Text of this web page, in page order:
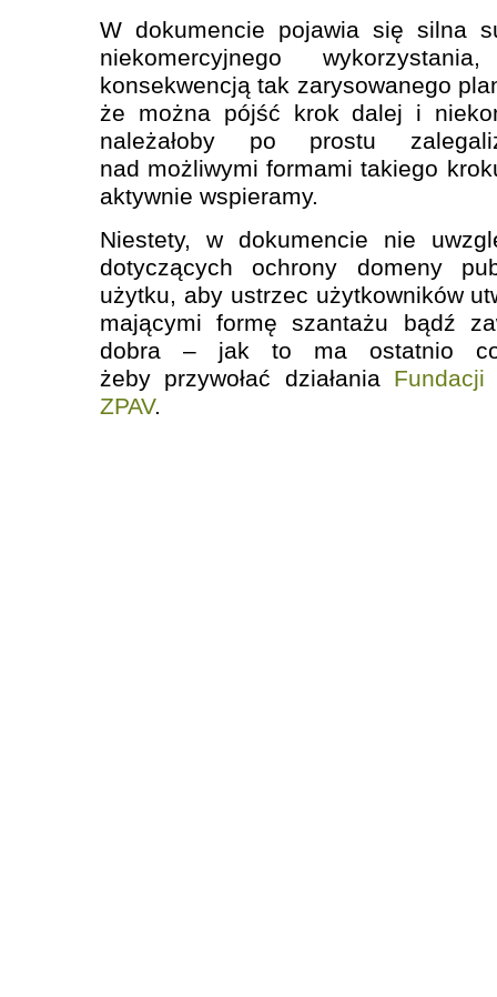
W dokumencie pojawia się silna
niekomercyjnego
konsekwencją tak zarysowanego
że można pójść krok dalej i
należałoby po prostu
nad możliwymi formami takiego
aktywnie wspieramy.
Niestety, w dokumencie nie
dotyczących ochrony domeny
użytku, aby ustrzec użytkowników
mającymi formę szantażu bądź
dobra – jak to ma ostatnio
żeby przywołać działania Fundacji
ZPAV.